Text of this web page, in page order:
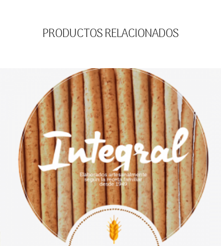
PRODUCTOS RELACIONADOS
23.50